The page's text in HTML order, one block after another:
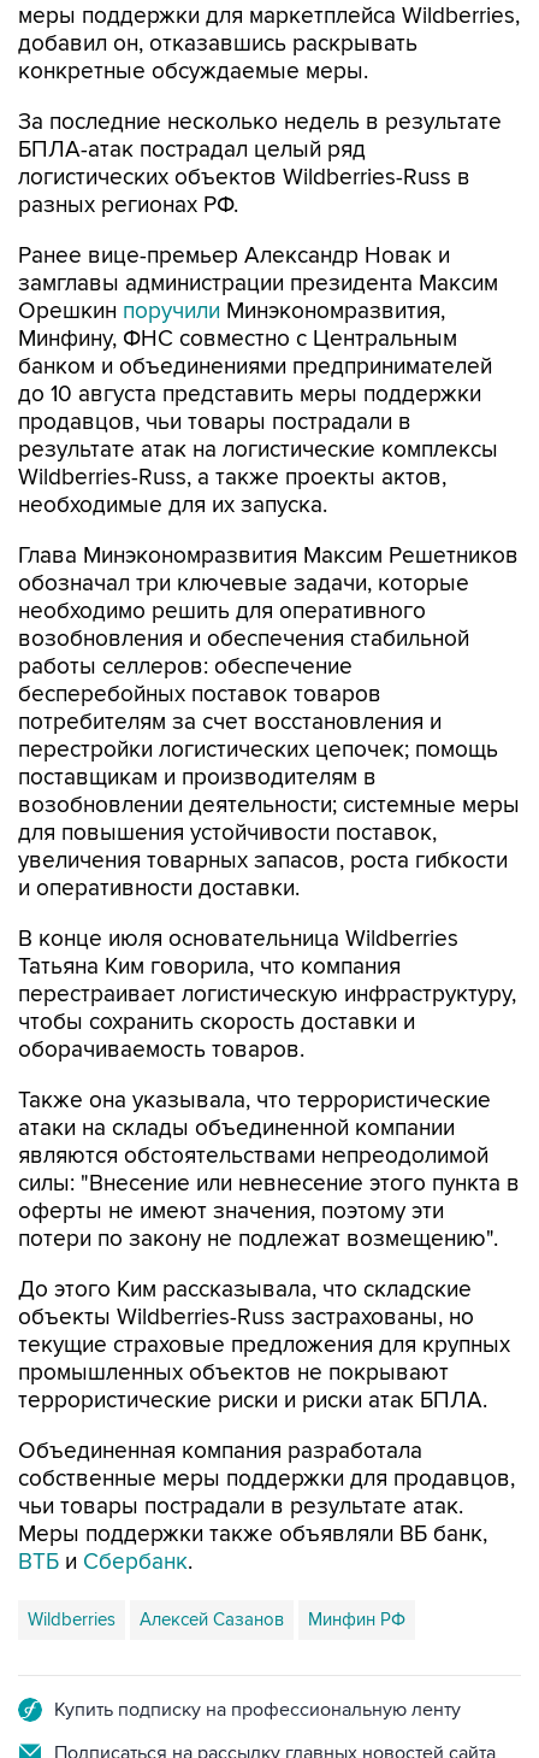
меры поддержки для маркетплейса Wildberries,
добавил он, отказавшись раскрывать
конкретные обсуждаемые меры.
За последние несколько недель в результате
БПЛА-атак пострадал целый ряд
логистических объектов Wildberries-Russ в
разных регионах РФ.
Ранее вице-премьер Александр Новак и
замглавы администрации президента Максим
Орешкин поручили Минэкономразвития,
Минфину, ФНС совместно с Центральным
банком и объединениями предпринимателей
до 10 августа представить меры поддержки
продавцов, чьи товары пострадали в
результате атак на логистические комплексы
Wildberries-Russ, а также проекты актов,
необходимые для их запуска.
Глава Минэкономразвития Максим Решетников
обозначал три ключевые задачи, которые
необходимо решить для оперативного
возобновления и обеспечения стабильной
работы селлеров: обеспечение
бесперебойных поставок товаров
потребителям за счет восстановления и
перестройки логистических цепочек; помощь
поставщикам и производителям в
возобновлении деятельности; системные меры
для повышения устойчивости поставок,
увеличения товарных запасов, роста гибкости
и оперативности доставки.
В конце июля основательница Wildberries
Татьяна Ким говорила, что компания
перестраивает логистическую инфраструктуру,
чтобы сохранить скорость доставки и
оборачиваемость товаров.
Также она указывала, что террористические
атаки на склады объединенной компании
являются обстоятельствами непреодолимой
силы: "Внесение или невнесение этого пункта в
оферты не имеют значения, поэтому эти
потери по закону не подлежат возмещению".
До этого Ким рассказывала, что складские
объекты Wildberries-Russ застрахованы, но
текущие страховые предложения для крупных
промышленных объектов не покрывают
террористические риски и риски атак БПЛА.
Объединенная компания разработала
собственные меры поддержки для продавцов,
чьи товары пострадали в результате атак.
Меры поддержки также объявляли ВБ банк,
ВТБ и Сбербанк.
Wildberries Алексей Сазанов Минфин РФ
Купить подписку на профессиональную ленту